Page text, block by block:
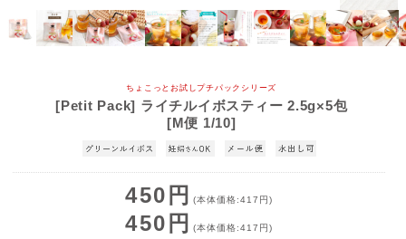
ちょこっとお試しプチパックシリーズ
[Petit Pack] ライチルイボスティー 2.5g×5包
[M便 1/10]
450円 (本体価格:417円)
450円 (本体価格:417円)